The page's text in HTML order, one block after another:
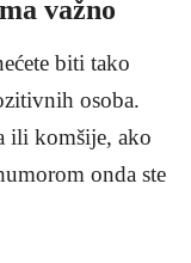
važno
biti tako
osoba.
ili komšije, ako
onda ste